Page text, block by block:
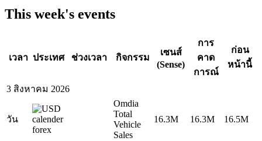
This week's events
เวลา ประเทศ ช่วงเวลา กิจกรรม
เซนส์
(Sense)
การ
คาด
การณ์
ก่อน
หน้านี้
3 สิงหาคม 2026
วัน
Omdia
Total
Vehicle
Sales
16.3M 16.3M 16.5M